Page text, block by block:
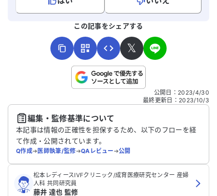
こちらは送信専用のフォームです。氏名やご自身の病気の詳細な
送信する
この記事をシェアする
𝕏
公開日 ： 2023/4/30
最終更新日 ： 2023/10/3
編集・監修基準について
本記事は情報の正確性を担保するため、以下のフローを経
て作成・公開されています。
Q作成➔医師執筆/監修➔QAレビュー➔公開
松本レディースIVFクリニック/成育医療研究センター 産婦
人科 共同研究員
藤井 達也 監修